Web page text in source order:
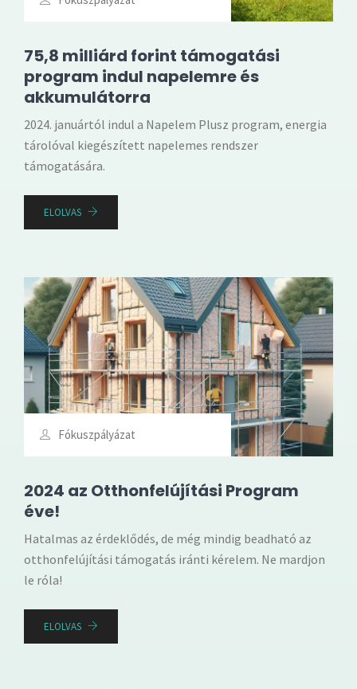
75,8 milliárd forint támogatási
program indul napelemre és
akkumulátorra
2024. januártól indul a Napelem Plusz program, energia
tárolóval kiegészített napelemes rendszer
támogatására.
ELOLVAS
Fókuszpályázat
2024 az Otthonfelújítási Program
éve!
Hatalmas az érdeklődés, de még mindig beadható az
otthonfelújítási támogatás iránti kérelem. Ne mardjon
le róla!
ELOLVAS